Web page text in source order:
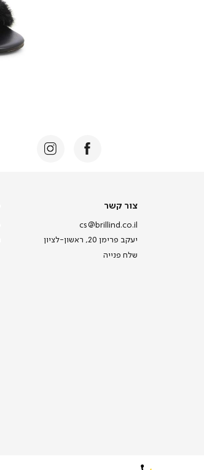
צור
צור קשר
cs@brillind.co.il
יעקב פרימן 20, ראשון-לציון
שלח פנייה